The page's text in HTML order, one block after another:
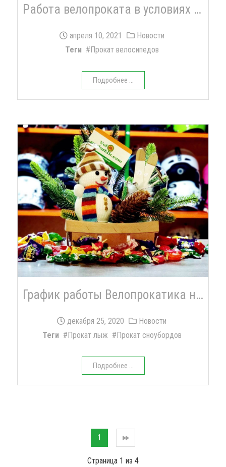
Работа велопроката в условиях "красной" зоны карантина
апреля 10, 2021
Новости
Теги
Прокат велосипедов
Подробнее ...
График работы Велопрокатика на зимние праздники 2021
декабря 25, 2020
Новости
Теги
Прокат лыж Прокат сноубордов
Подробнее ...
1
Страница 1 из 4